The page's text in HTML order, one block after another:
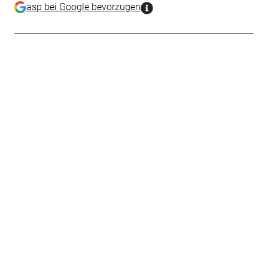
asp bei Google bevorzugen